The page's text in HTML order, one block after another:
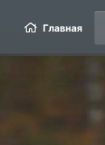
Главная